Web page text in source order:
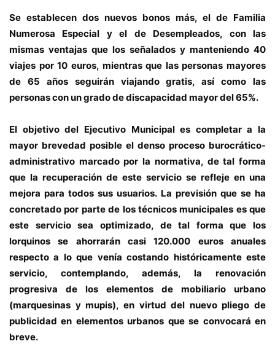
Se establecen dos nuevos bonos más, el de Familia
Numerosa Especial y el de Desempleados, con las
mismas ventajas que los señalados y manteniendo 40
viajes por 10 euros, mientras que las personas mayores
de 65 años seguirán viajando gratis, así como las
personas con un grado de discapacidad mayor del 65%.
El objetivo del Ejecutivo Municipal es completar a la
mayor brevedad posible el denso proceso burocrático-
administrativo marcado por la normativa, de tal forma
que la recuperación de este servicio se refleje en una
mejora para todos sus usuarios. La previsión que se ha
concretado por parte de los técnicos municipales es que
este servicio sea optimizado, de tal forma que los
lorquinos se ahorrarán casi 120.000 eurosanuales
respecto a lo que venía costando históricamente este
servicio, contemplando, además, la renovación
progresiva de los elementos de mobiliario urbano
(marquesinas y mupis), en virtud del nuevo pliego de
publicidad en elementos urbanos que se convocará en
breve.